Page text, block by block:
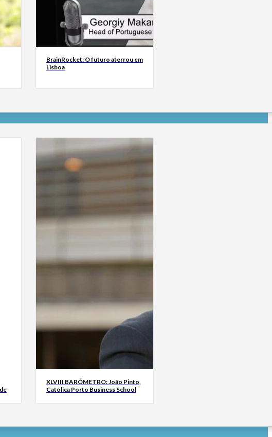
BrainRocket: O futuro aterrou em
Lisboa
XLVIII BARÓMETRO: João Pinto,
Católica Porto Business School